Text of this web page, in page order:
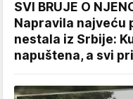
SVI BRUJE O
Napravila najveću
nestala iz Srbije:
napuštena, a svi